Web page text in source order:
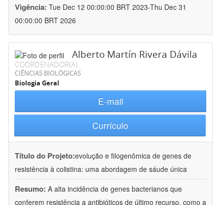
Vigência: Tue Dec 12 00:00:00 BRT 2023-Thu Dec 31
00:00:00 BRT 2026
Alberto Martín Rivera Dávila
COORDENADOR(A)
CIÊNCIAS BIOLÓGICAS
Biologia Geral
E-mail
Currículo
Título do Projeto:evolução e filogenômica de genes de
resistência à colistina: uma abordagem de sáude única
Resumo: A alta incidência de genes bacterianos que
conferem resistência a antibióticos de último recurso, como a